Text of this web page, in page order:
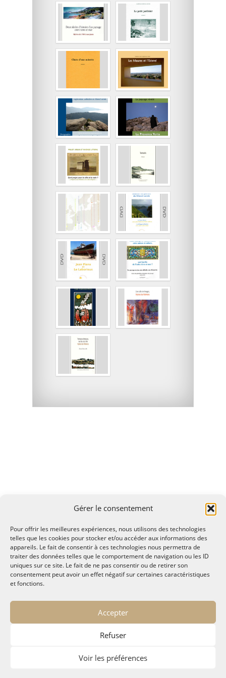
Gérer le consentement
Pour offrir les meilleures expériences, nous utilisons des technologies
telles que les cookies pour stocker et/ou accéder aux informations des
appareils. Le fait de consentir à ces technologies nous permettra de
traiter des données telles que le comportement de navigation ou les ID
uniques sur ce site. Le fait de ne pas consentir ou de retirer son
consentement peut avoir un effet négatif sur certaines caractéristiques
et fonctions.
Accepter
Refuser
Voir les préférences
© MALTAE, Mémoire A Lire, Territoire A l'Ecoute / 1995-
2025
32, chemin Saint Lazare - Hyères 83400
maltae2(arobase)gmail.com